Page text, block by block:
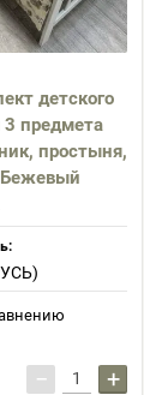
детского
3 предмета
простыня,
Бежевый
− +